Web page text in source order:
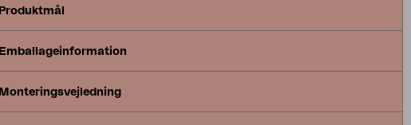
Produktmål
Emballageinformation
Monteringsvejledning